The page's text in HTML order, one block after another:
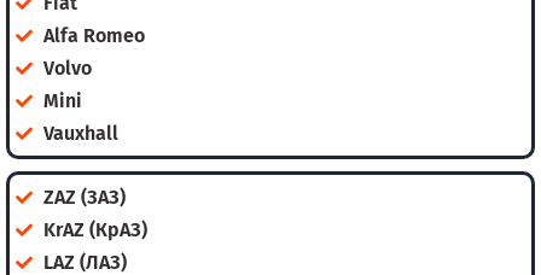
Alfa Romeo
Volvo
Mini
Vauxhall
ZAZ (ЗАЗ)
KrAZ (КрАЗ)
LAZ (ЛАЗ)